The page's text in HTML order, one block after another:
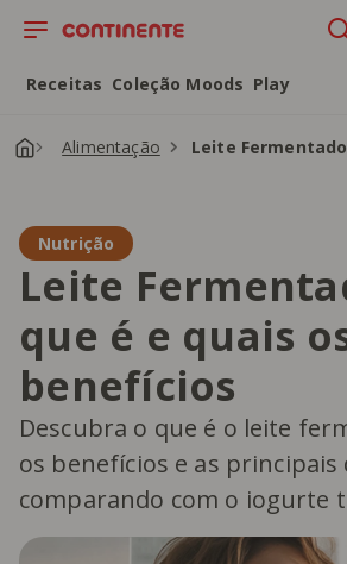
Saltar para o conteúdo principal
Receitas Coleção Moods Play
Alimentação Leite
Nutrição
Leite
que é e quais
benefícios
Descubra o que é o leite
os benefícios e as principais
comparando com o iogurte